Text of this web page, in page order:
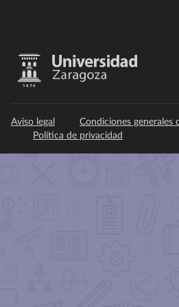
Aviso legal
Condiciones generales
Política de privacidad